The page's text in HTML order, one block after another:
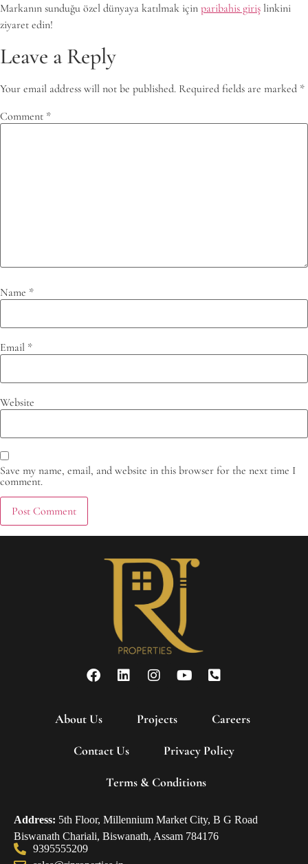
Markanın sunduğu özel dünyaya katılmak için paribahis giriş linkini
ziyaret edin!
Leave a Reply
Your email address will not be published. Required fields are marked *
Comment *
Name *
Email *
Website
Save my name, email, and website in this browser for the next time I
comment.
About Us Projects Careers
Contact Us Privacy Policy
Terms & Conditions
Address: 5th Floor, Millennium Market City, B G Road
Biswanath Chariali, Biswanath, Assam 784176
9395555209